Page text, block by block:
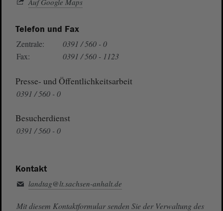
Auf Google Maps
Telefon und Fax
Zentrale:
0391 / 560 - 0
Fax:
0391 / 560 - 1123
Presse- und Öffentlichkeitsarbeit
0391 / 560 - 0
Besucherdienst
0391 / 560 - 0
Kontakt
landtag@lt.sachsen-anhalt.de
Mit diesem Kontaktformular senden Sie der Verwaltung des